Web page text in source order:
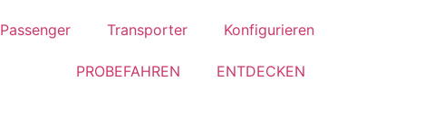
Passenger Transporter Konfigurieren
PROBEFAHREN ENTDECKEN